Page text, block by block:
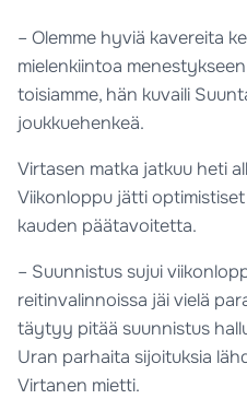
– Olemme hyviä kavereita
mielenkiintoa
toisiamme, hän kuvaili
joukkuehenkeä.
Virtasen matka jatkuu heti
Viikonloppu jätti
kauden päätavoitetta.
– Suunnistus sujui
reitinvalinnoissa jäi vielä
täytyy pitää suunnistus
Uran parhaita sijoituksia
Virtanen mietti.